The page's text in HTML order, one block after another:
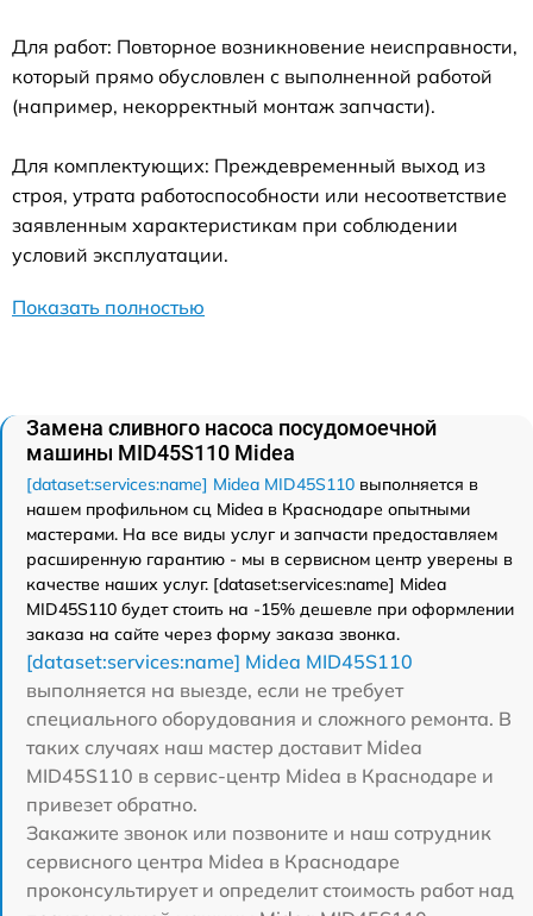
Для работ: Повторное возникновение неисправности,
который прямо обусловлен с выполненной работой
(например, некорректный монтаж запчасти).
Для комплектующих: Преждевременный выход из
строя, утрата работоспособности или несоответствие
заявленным характеристикам при соблюдении
условий эксплуатации.
Показать полностью
Замена сливного насоса посудомоечной
машины MID45S110 Midea
[dataset:services:name] Midea MID45S110 выполняется в
нашем профильном сц Midea в Краснодаре опытными
мастерами. На все виды услуг и запчасти предоставляем
расширенную гарантию - мы в сервисном центр уверены в
качестве наших услуг. [dataset:services:name] Midea
MID45S110 будет стоить на -15% дешевле при оформлении
заказа на сайте через форму заказа звонка.
[dataset:services:name] Midea MID45S110
выполняется на выезде, если не требует
специального оборудования и сложного ремонта. В
таких случаях наш мастер доставит Midea
MID45S110 в сервис-центр Midea в Краснодаре и
привезет обратно.
Закажите звонок или позвоните и наш сотрудник
сервисного центра Midea в Краснодаре
проконсультирует и определит стоимость работ над